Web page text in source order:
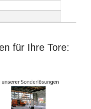
für Ihre Tore: